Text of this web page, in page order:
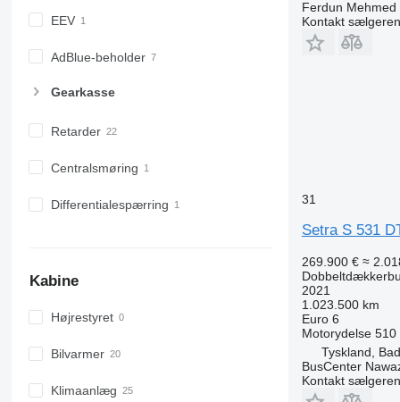
EEV
AdBlue-beholder
Gearkasse
Retarder
Centralsmøring
Differentialespærring
Kabine
Højrestyret
Bilvarmer
Klimaanlæg
Ferdun Mehmed
Kontakt sælgeren
31
Setra S 531
269.900 € ≈
2021
1.023.500 km
Euro 6
Motorydelse 510
Tyskland,
BusCenter
Kontakt sælgeren